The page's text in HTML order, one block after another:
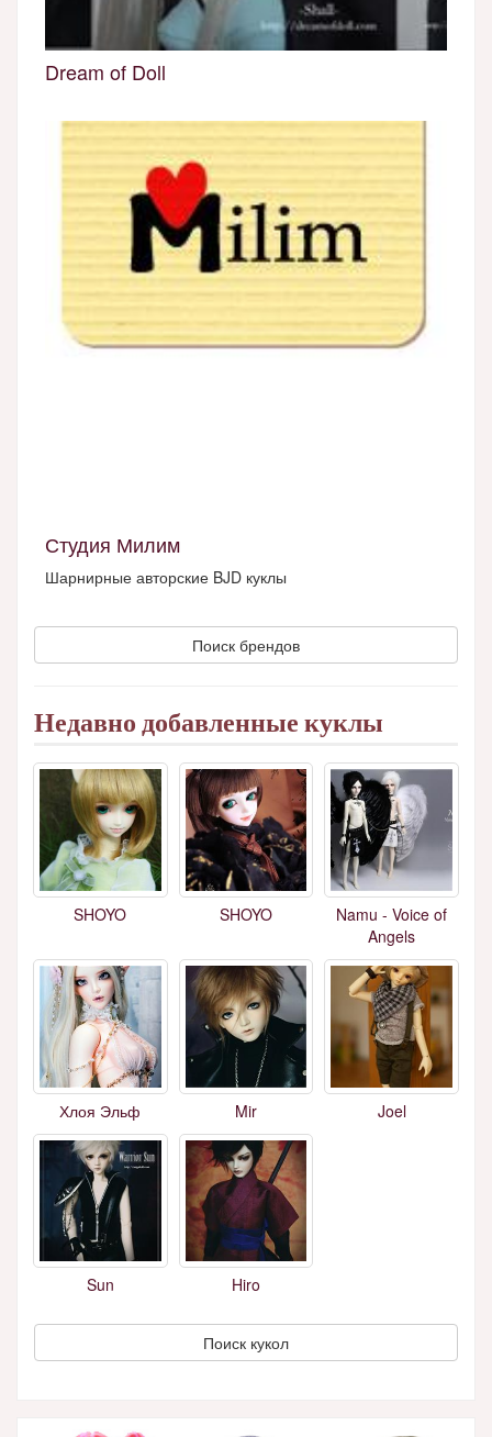
Dream of Doll
Студия Милим
Шарнирные авторские BJD куклы
Поиск брендов
Недавно добавленные куклы
SHOYO SHOYO
Namu - Voice of
Angels
Хлоя Эльф Mir Joel
Sun Hiro
Поиск кукол